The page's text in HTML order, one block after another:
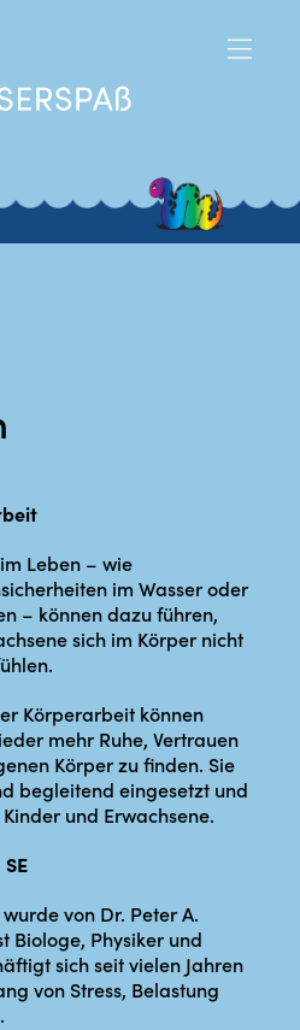
Leben – wie
im Wasser oder
– können dazu führen,
sich im Körper nicht
Körperarbeit können
mehr Ruhe, Vertrauen
Körper zu finden. Sie
begleitend eingesetzt und
und Erwachsene.
von Dr. Peter A.
Biologe, Physiker und
sich seit vielen Jahren
von Stress, Belastung